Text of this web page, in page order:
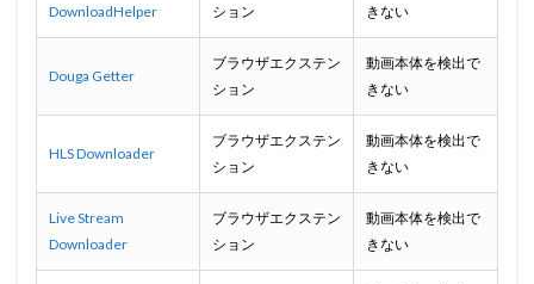
DownloadHelper
ション
きない
Douga Getter
ブラウザエクステン
ション
動画本体を検出で
きない
HLS Downloader
ブラウザエクステン
ション
動画本体を検出で
きない
Live Stream
Downloader
ブラウザエクステン
ション
動画本体を検出で
きない